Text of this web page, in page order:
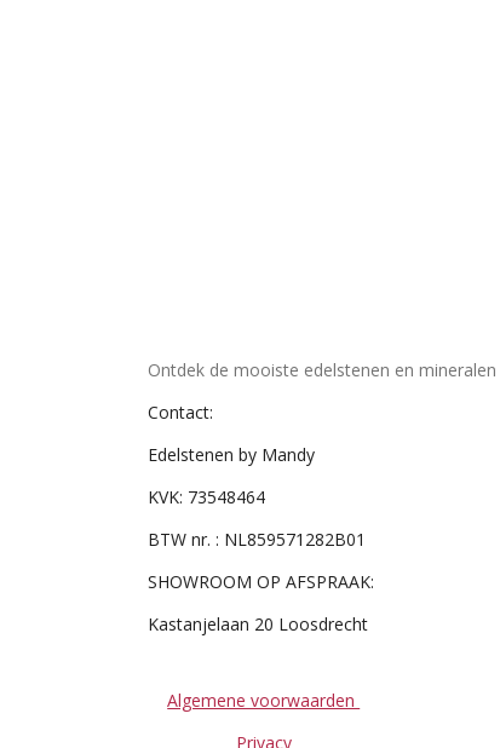
Ontdek de mooiste edelstenen en
Contact:
Edelstenen by Mandy
KVK: 73548464
BTW nr. : NL859571282B01
SHOWROOM OP AFSPRAAK:
Kastanjelaan 20 Loosdrecht
Algemene voorwaarden
Privacy